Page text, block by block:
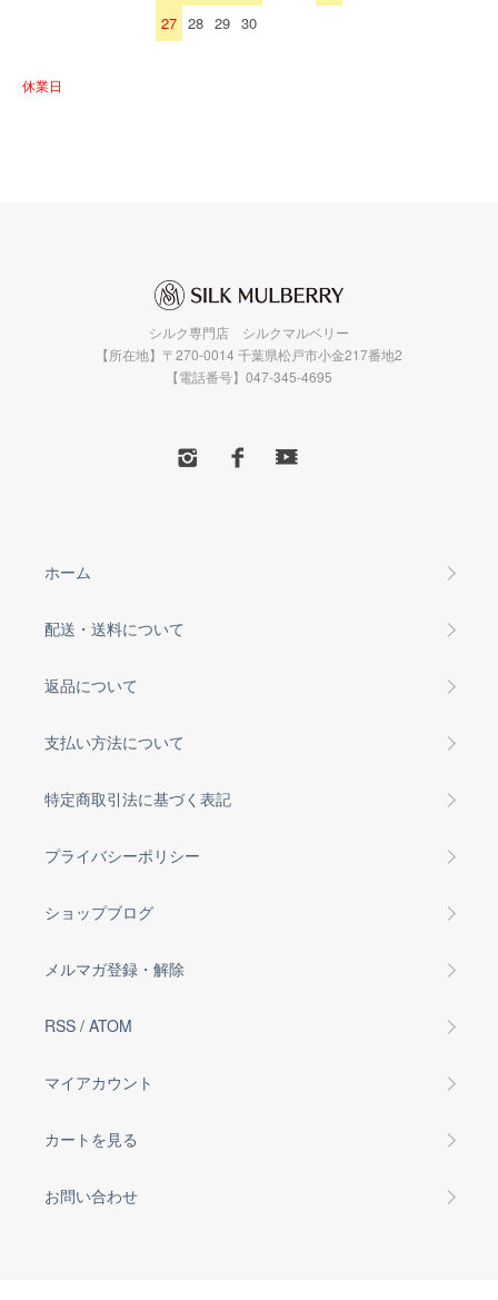
27 28 29 30
休業日
シルク専門店 シルクマルベリー
【所在地】〒270-0014 千葉県松戸市小金217番地2
【電話番号】047-345-4695
ホーム
配送・送料について
返品について
支払い方法について
特定商取引法に基づく表記
プライバシーポリシー
ショップブログ
メルマガ登録・解除
RSS / ATOM
マイアカウント
カートを見る
お問い合わせ